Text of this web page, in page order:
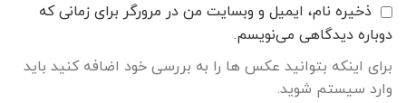
ذخیره نام، ایمیل و وبسایت من در مرورگر برای زمانی که
دوباره دیدگاهی می‌نویسم.
برای اینکه بتوانید عکس ها را به بررسی خود اضافه کنید باید
وارد سیستم شوید.